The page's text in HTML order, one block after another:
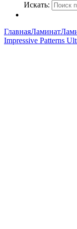
Искать:
ГлавнаяЛаминат
Impressive Patterns